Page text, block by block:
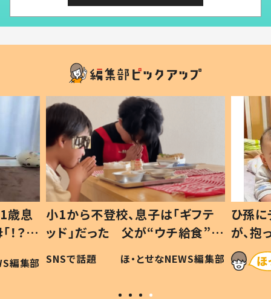
歳息
？」
編集部
小1から不登校、息子は「ギフテ
ッド」だった 父が“ウチ給食”を
作り続ける理由とは #令和の親
#令和の子
SNSで話題 ほ・とせなNEWS編集部
ひ孫
が、
「涙が
い」